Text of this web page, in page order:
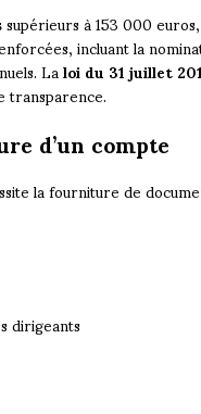
supérieurs à 153 000
incluant la
Laloi du 31 juillet
transparence.
d’un compte
la fourniture de
dirigeants